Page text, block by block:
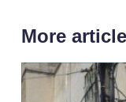
More